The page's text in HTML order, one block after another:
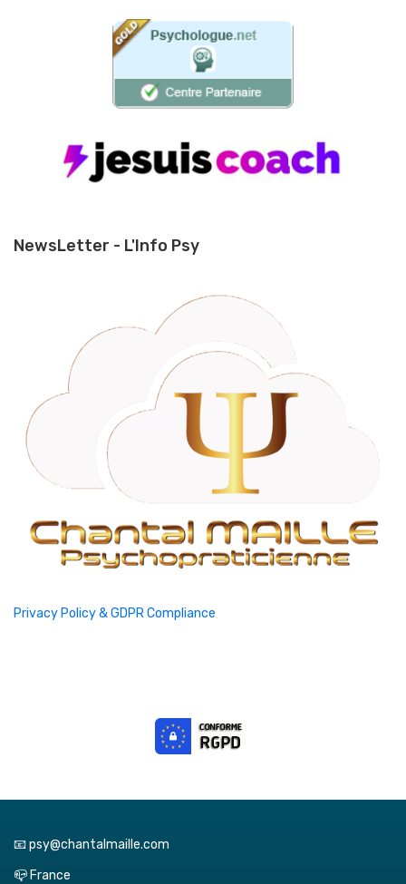
NewsLetter - L'Info Psy
Privacy Policy & GDPR Compliance
📧 psy@chantalmaille.com
📪 France